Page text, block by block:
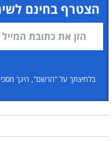
הצטרף בחינם
בלחיצתך על "הרשם", הינך